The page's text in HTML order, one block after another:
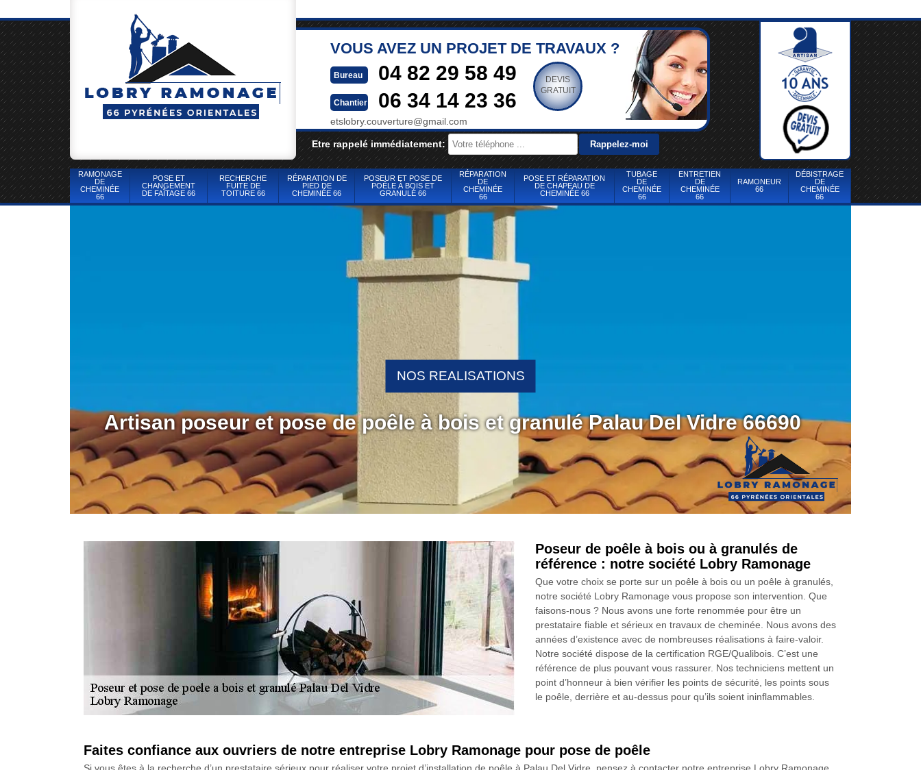
VOUS AVEZ UN PROJET DE TRAVAUX ?
Bureau 04 82 29 58 49
Chantier 06 34 14 23 36
etslobry.couverture@gmail.com
DEVIS
GRATUIT
Etre rappelé immédiatement:
RAMONAGE
DE
CHEMINÉE
66
POSE ET
CHANGEMENT
DE FAÎTAGE 66
RECHERCHE
FUITE DE
TOITURE 66
RÉPARATION DE
PIED DE
CHEMINÉE 66
POSEUR ET POSE DE
POÊLE À BOIS ET
GRANULÉ 66
RÉPARATION
DE
CHEMINÉE
66
POSE ET RÉPARATION
DE CHAPEAU DE
CHEMINÉE 66
TUBAGE
DE
CHEMINÉE
66
ENTRETIEN
DE
CHEMINÉE
66
RAMONEUR
66
DÉBISTRAGE
DE
CHEMINÉE
66
Artisan poseur et pose de poêle à bois et granulé Palau Del Vidre 66690
NOS REALISATIONS
Poseur de poêle à bois ou à granulés de
référence : notre société Lobry Ramonage
Que votre choix se porte sur un poêle à bois ou un poêle à granulés,
notre société Lobry Ramonage vous propose son intervention. Que
faisons-nous ? Nous avons une forte renommée pour être un
prestataire fiable et sérieux en travaux de cheminée. Nous avons des
années d’existence avec de nombreuses réalisations à faire-valoir.
Notre société dispose de la certification RGE/Qualibois. C’est une
référence de plus pouvant vous rassurer. Nos techniciens mettent un
point d’honneur à bien vérifier les points de sécurité, les points sous
le poêle, derrière et au-dessus pour qu’ils soient ininflammables.
Faites confiance aux ouvriers de notre entreprise Lobry Ramonage pour pose de poêle